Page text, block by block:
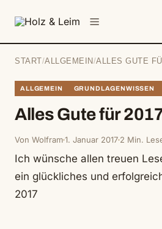
START /ALLGEMEIN/ALLES GUTE
ALLGEMEIN GRUNDLAGENWISSEN
Alles Gute für
Von Wolfram1. Januar 2017 2 Min.
Ich wünsche allen treuen
ein glückliches und
2017